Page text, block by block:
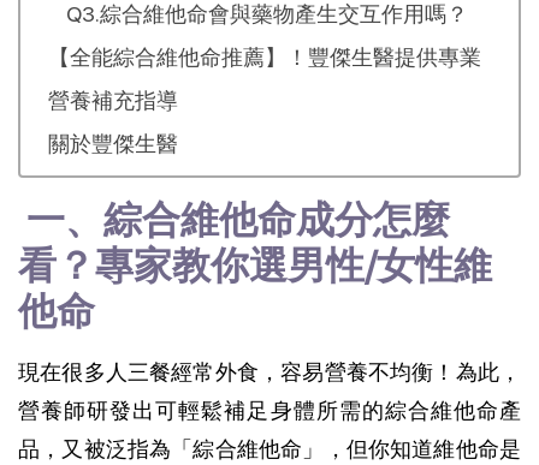
Q3.綜合維他命會與藥物產生交互作用嗎？
【全能綜合維他命推薦】！豐傑生醫提供專業
營養補充指導
關於豐傑生醫
一、綜合維他命成分怎麼
看？專家教你選男性/女性維
他命
現在很多人三餐經常外食，容易營養不均衡！為此，
營養師研發出可輕鬆補足身體所需的綜合維他命產
品，又被泛指為「綜合維他命」，但你知道維他命是